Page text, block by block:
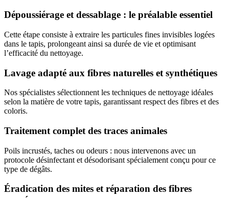
Dépoussiérage et dessablage : le préalable essentiel
Cette étape consiste à extraire les particules fines invisibles logées
dans le tapis, prolongeant ainsi sa durée de vie et optimisant
l’efficacité du nettoyage.
Lavage adapté aux fibres naturelles et synthétiques
Nos spécialistes sélectionnent les techniques de nettoyage idéales
selon la matière de votre tapis, garantissant respect des fibres et des
coloris.
Traitement complet des traces animales
Poils incrustés, taches ou odeurs : nous intervenons avec un
protocole désinfectant et désodorisant spécialement conçu pour ce
type de dégâts.
Éradication des mites et réparation des fibres